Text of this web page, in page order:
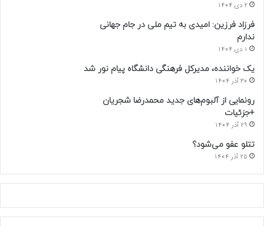
2 دی 1404
فرزاد فرزین: امیدی به تیم ملی در جام جهانی
ندارم
1 دی 1404
یک خواننده، مدیرکل فرهنگی دانشگاه پیام نور شد
30 آذر 1404
رونمایی از آلبوم‌های جدید محمدرضا شجریان
+جزئیات
29 آذر 1404
تتلو عفو می‌شود؟
25 آذر 1404